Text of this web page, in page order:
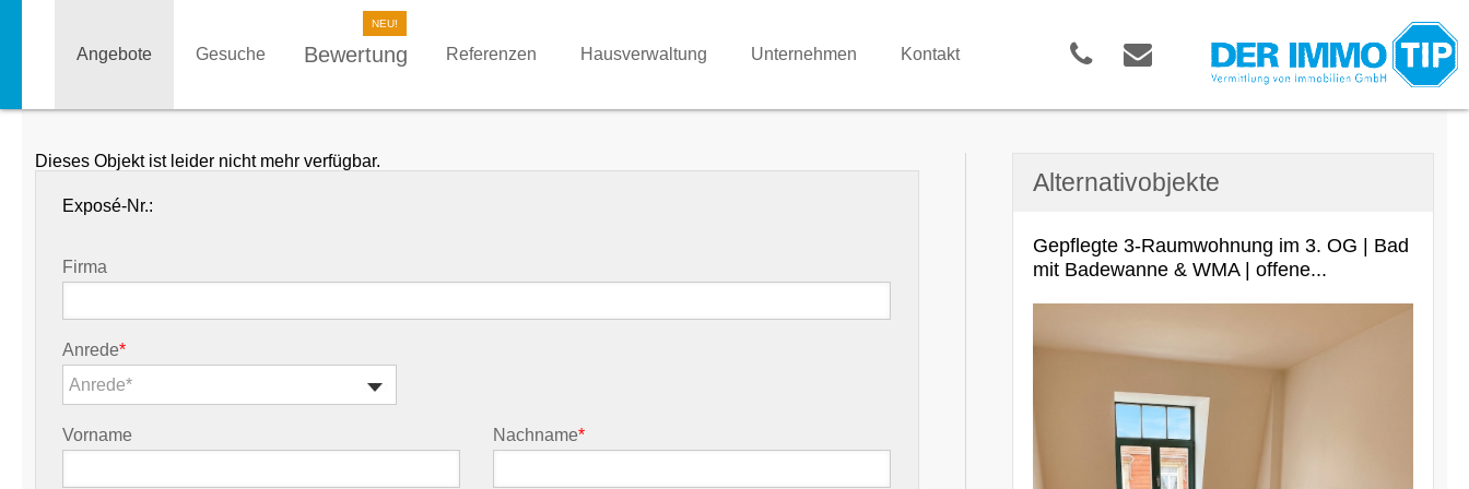
Angebote Gesuche Bewertung Referenzen Hausverwaltung Unternehmen Kontakt
Dieses Objekt ist leider nicht mehr verfügbar.
Exposé-Nr.:
Firma
Anrede*
Anrede*
Vorname Nachname*
Alternativobjekte
Gepflegte 3-Raumwohnung im 3. OG | Bad
mit Badewanne & WMA | offene...